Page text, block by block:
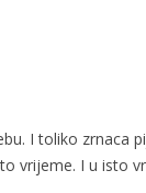
I toliko zrnaca
vrijeme. I u isto